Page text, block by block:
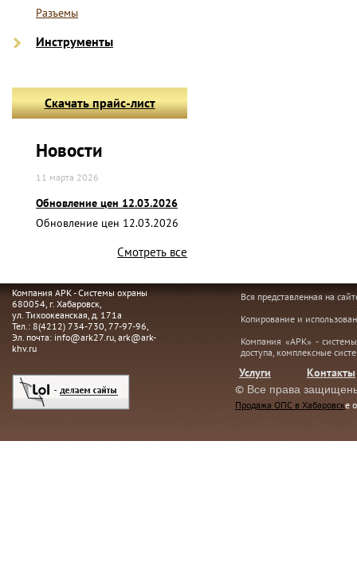
Разъемы
Инструменты
Скачать прайс-лист
Новости
11 марта 2026
Обновление цен 12.03.2026
Обновление цен 12.03.2026
Смотреть все
Компания АРК - Системы охраны
680054, г. Хабаровск,
ул. Тихоокеанская, д. 171а
Тел.: 8(4212) 734-730, 77-97-96,
Эл. почта: info@ark27.ru, ark@ark-
khv.ru
Вся представленная на
Копирование и
Компания «АРК» -
доступа, комплексные
Услуги
Контакты
© Все права
Продажа ОПС в Хабаровске